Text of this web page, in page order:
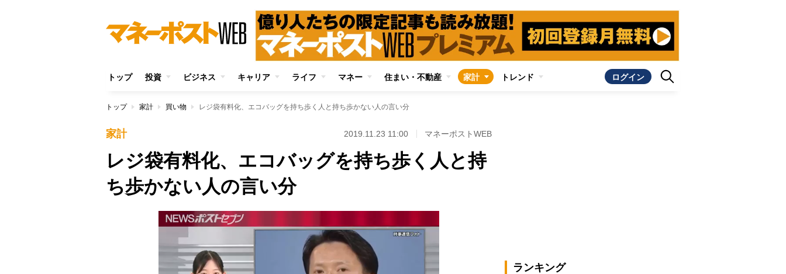
トップ 投資 ビジネス キャリア ライフ マネー 住まい・不動産 家計 トレンド ログイン
トップ 家計 買い物 レジ袋有料化、エコバッグを持ち歩く人と持ち歩かない人の言い分
家計 2019.11.23 11:00 マネーポストWEB
レジ袋有料化、エコバッグを持ち歩く人と持
ち歩かない人の言い分
ランキング